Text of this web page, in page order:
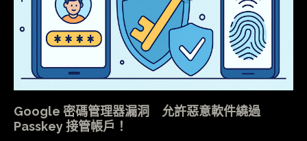
Google 密碼管理器漏洞 允許惡意軟件繞過
Passkey 接管帳戶！